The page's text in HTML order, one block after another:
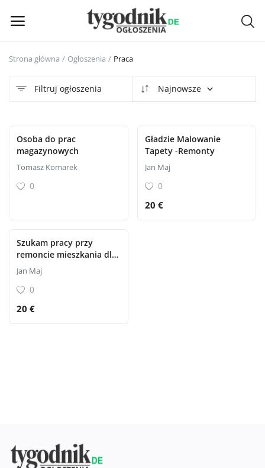
bezpłatnie
Kategorie
Strona główna
Zaloguj się
Zarejestruj się
Lokalizacja
Strona główna Ogłoszenia Praca
Filtruj ogłoszenia Najnowsze
Osoba do prac
magazynowych
Tomasz Komarek
0
Gładzie Malowanie
Tapety -Remonty
Jan Maj
0
20 €
Szukam pracy przy
remoncie mieszkania dla
osoby prywatnej
Jan Maj
0
20 €